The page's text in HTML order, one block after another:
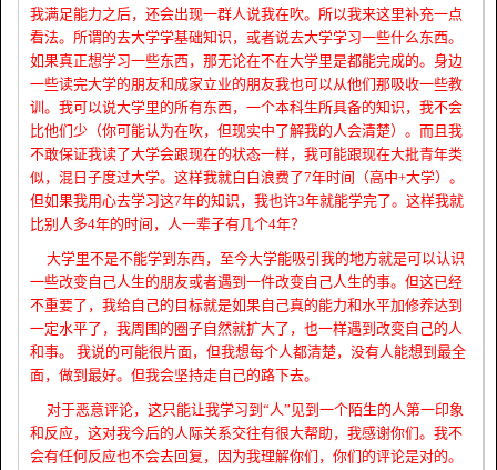
我满足能力之后，还会出现一群人说我在吹。所以我来这里补充一点
看法。所谓的去大学学基础知识，或者说去大学学习一些什么东西。
如果真正想学习一些东西，那无论在不在大学里是都能完成的。身边
一些读完大学的朋友和成家立业的朋友我也可以从他们那吸收一些教
训。我可以说大学里的所有东西，一个本科生所具备的知识，我不会
比他们少（你可能认为在吹，但现实中了解我的人会清楚）。而且我
不敢保证我读了大学会跟现在的状态一样，我可能跟现在大批青年类
似，混日子度过大学。这样我就白白浪费了7年时间（高中+大学）。
但如果我用心去学习这7年的知识，我也许3年就能学完了。这样我就
比别人多4年的时间，人一辈子有几个4年？
大学里不是不能学到东西，至今大学能吸引我的地方就是可以认识
一些改变自己人生的朋友或者遇到一件改变自己人生的事。但这已经
不重要了，我给自己的目标就是如果自己真的能力和水平加修养达到
一定水平了，我周围的圈子自然就扩大了，也一样遇到改变自己的人
和事。 我说的可能很片面，但我想每个人都清楚，没有人能想到最全
面，做到最好。但我会坚持走自己的路下去。
对于恶意评论，这只能让我学习到“人”见到一个陌生的人第一印象
和反应，这对我今后的人际关系交往有很大帮助，我感谢你们。我不
会有任何反应也不会去回复，因为我理解你们，你们的评论是对的。